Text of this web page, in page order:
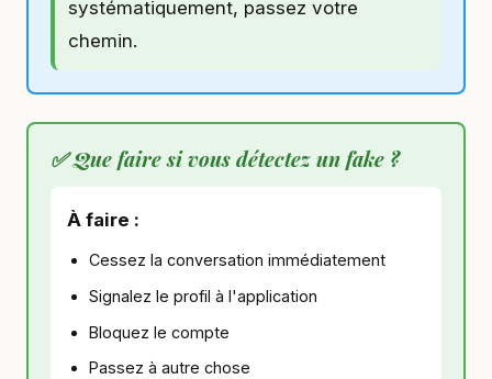
systématiquement, passez votre
chemin.
✅ Que faire si vous détectez un fake ?
À faire :
Cessez la conversation immédiatement
Signalez le profil à l'application
Bloquez le compte
Passez à autre chose